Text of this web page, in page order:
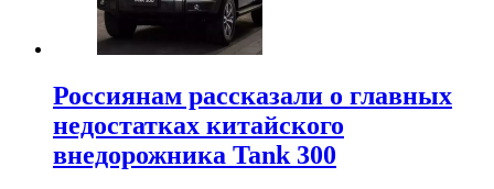
Россиянам рассказали о главных
недостатках китайского
внедорожника Tank 300